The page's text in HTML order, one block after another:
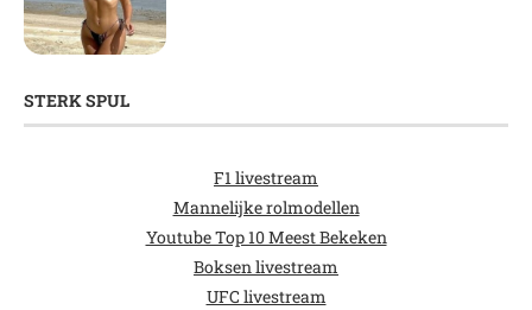
STERK SPUL
F1 livestream
Mannelijke rolmodellen
Youtube Top 10 Meest Bekeken
Boksen livestream
UFC livestream